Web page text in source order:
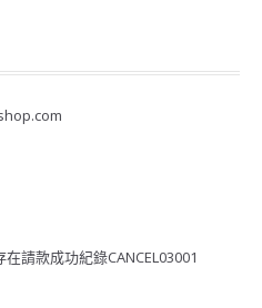
請款成功紀錄CANCEL03001